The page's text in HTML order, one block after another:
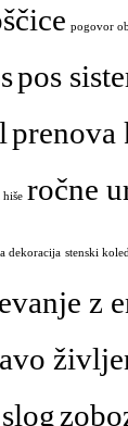
pogovor
pos
prenova
hiše ročne
dekoracija stenski
z